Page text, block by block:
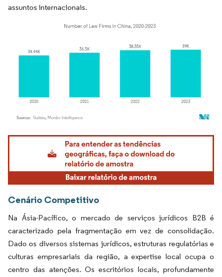
assuntos internacionais.
Imagem © Mordor Intelligence. O reuso requer atribuição conforme CC BY 4.0.
Cenário Competitivo
Na Ásia-Pacífico, o mercado de serviços jurídicos B2B é
caracterizado pela fragmentação em vez de consolidação.
Dado os diversos sistemas jurídicos, estruturas regulatórias e
culturas empresariais da região, a expertise local ocupa o
centro das atenções. Os escritórios locais, profundamente